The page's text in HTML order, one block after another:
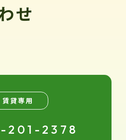
せ
賃貸専用
201-2378